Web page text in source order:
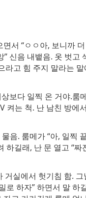
서 “ㅇㅇ아, 보니까
신음 내뱉음. 옷 벗고
고 힘 주지 말라는
보다 일찍 온 거야.룸
켜는 척. 난 남친 방
음. 룸메가 “아, 일찍
길래, 난 문 열고 “
거실에서 헛기침 함.
하자” 하면서 말 하